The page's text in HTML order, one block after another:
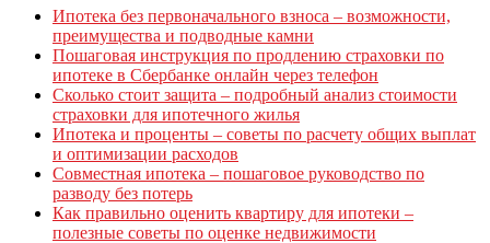
Ипотека без первоначального взноса – возможности,
преимущества и подводные камни
Пошаговая инструкция по продлению страховки по
ипотеке в Сбербанке онлайн через телефон
Сколько стоит защита – подробный анализ стоимости
страховки для ипотечного жилья
Ипотека и проценты – советы по расчету общих выплат
и оптимизации расходов
Совместная ипотека – пошаговое руководство по
разводу без потерь
Как правильно оценить квартиру для ипотеки –
полезные советы по оценке недвижимости